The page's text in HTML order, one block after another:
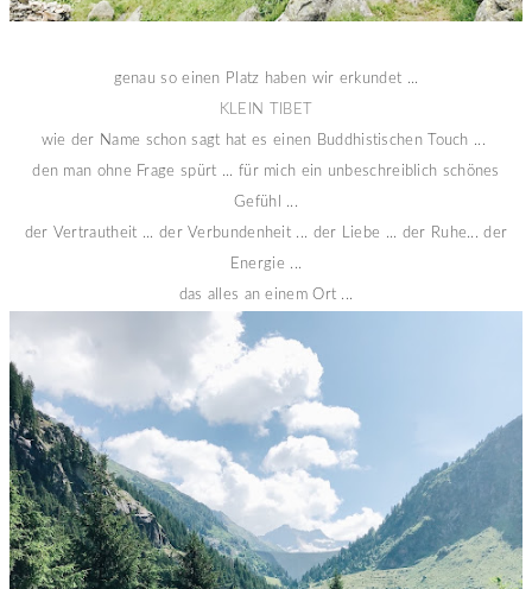
genau so einen Platz haben wir erkundet ...
KLEIN TIBET
wie der Name schon sagt hat es einen Buddhistischen Touch ...
den man ohne Frage spürt ... für mich ein unbeschreiblich schönes
Gefühl ...
der Vertrautheit ... der Verbundenheit ... der Liebe ... der Ruhe... der
Energie ...
das alles an einem Ort ...